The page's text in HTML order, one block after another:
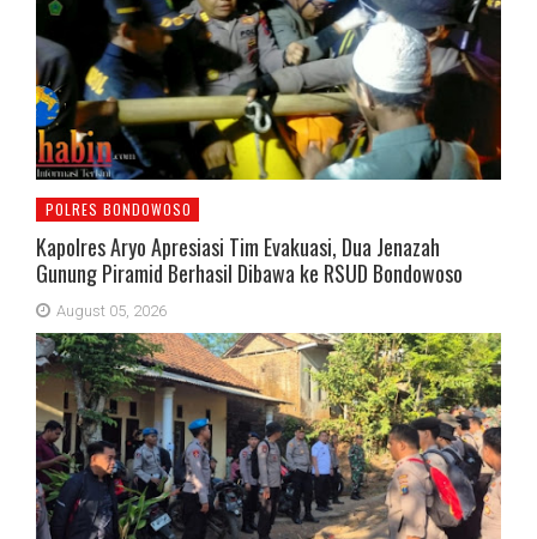
POLRES BONDOWOSO
Kapolres Aryo Apresiasi Tim Evakuasi, Dua Jenazah
Gunung Piramid Berhasil Dibawa ke RSUD Bondowoso
August 05, 2026